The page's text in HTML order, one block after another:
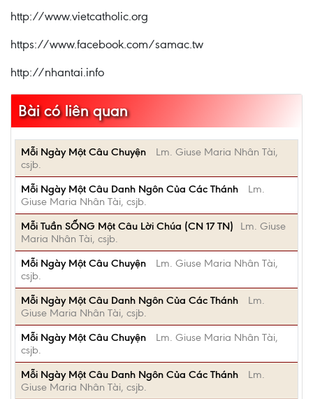
http://www.vietcatholic.org
https://www.facebook.com/samac.tw
http://nhantai.info
Bài có liên quan
Mỗi Ngày Một Câu Chuyện
Lm. Giuse Maria Nhân Tài,
csjb.
Mỗi Ngày Một Câu Danh Ngôn Của Các Thánh
Lm.
Giuse Maria Nhân Tài, csjb.
Mỗi Tuần SỐNG Một Câu Lời Chúa (CN 17 TN)
Lm. Giuse
Maria Nhân Tài, csjb.
Mỗi Ngày Một Câu Chuyện
Lm. Giuse Maria Nhân Tài,
csjb.
Mỗi Ngày Một Câu Danh Ngôn Của Các Thánh
Lm.
Giuse Maria Nhân Tài, csjb.
Mỗi Ngày Một Câu Chuyện
Lm. Giuse Maria Nhân Tài,
csjb.
Mỗi Ngày Một Câu Danh Ngôn Của Các Thánh
Lm.
Giuse Maria Nhân Tài, csjb.